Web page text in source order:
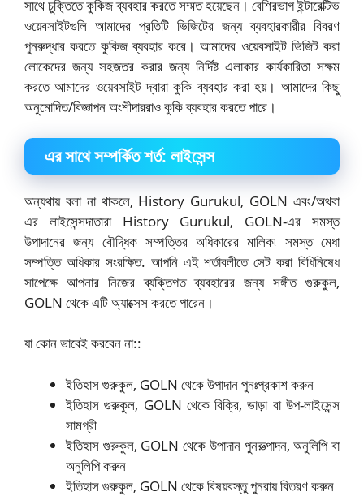
সাথে চুক্তিতে কুকিজ ব্যবহার করতে সম্মত হয়েছেন। বেশিরভাগ ইন্টারেক্টিভ
ওয়েবসাইটগুলি আমাদের প্রতিটি ভিজিটের জন্য ব্যবহারকারীর বিবরণ
পুনরুদ্ধার করতে কুকিজ ব্যবহার করে। আমাদের ওয়েবসাইট ভিজিট করা
লোকেদের জন্য সহজতর করার জন্য নির্দিষ্ট এলাকার কার্যকারিতা সক্ষম
করতে আমাদের ওয়েবসাইট দ্বারা কুকি ব্যবহার করা হয়। আমাদের কিছু
অনুমোদিত/বিজ্ঞাপন অংশীদাররাও কুকি ব্যবহার করতে পারে।
এর সাথে সম্পর্কিত শর্ত: লাইসেন্স
অন্যথায় বলা না থাকলে, History Gurukul, GOLN এবং/অথবা
এর লাইসেন্সদাতারা History Gurukul, GOLN-এর সমস্ত
উপাদানের জন্য বৌদ্ধিক সম্পত্তির অধিকারের মালিক৷ সমস্ত মেধা
সম্পত্তি অধিকার সংরক্ষিত. আপনি এই শর্তাবলীতে সেট করা বিধিনিষেধ
সাপেক্ষে আপনার নিজের ব্যক্তিগত ব্যবহারের জন্য সঙ্গীত গুরুকুল,
GOLN থেকে এটি অ্যাক্সেস করতে পারেন।
যা কোন ভাবেই করবেন না::
ইতিহাস গুরুকুল, GOLN থেকে উপাদান পুনঃপ্রকাশ করুন
ইতিহাস গুরুকুল, GOLN থেকে বিক্রি, ভাড়া বা উপ-লাইসেন্স
সামগ্রী
ইতিহাস গুরুকুল, GOLN থেকে উপাদান পুনরুত্পাদন, অনুলিপি বা
অনুলিপি করুন
ইতিহাস গুরুকুল, GOLN থেকে বিষয়বস্তু পুনরায় বিতরণ করুন